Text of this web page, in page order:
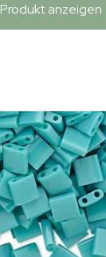
Produkt anzeigen